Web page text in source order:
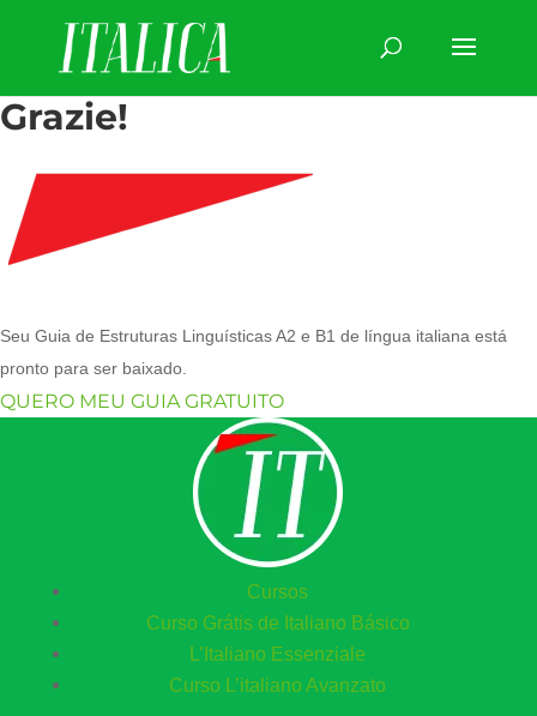
Grazie!
Seu Guia de Estruturas Linguísticas A2 e B1 de língua italiana está
pronto para ser baixado.
QUERO MEU GUIA GRATUITO
Cursos
Curso Grátis de Italiano Básico​
L’Italiano Essenziale
Curso L’italiano Avanzato